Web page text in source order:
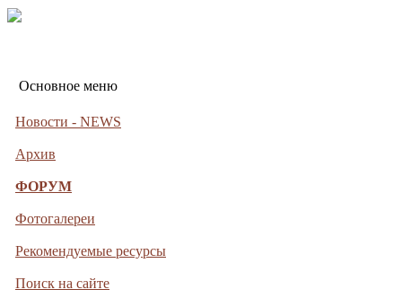
Основное меню
Новости - NEWS
Архив
ФОРУМ
Фотогалереи
Рекомендуемые ресурсы
Поиск на сайте